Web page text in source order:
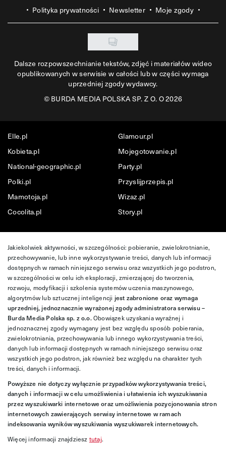
Polityka prywatności
Newsletter Moje zgody
Dalsze rozpowszechnianie tekstów, zdjęć i materiałów wideo
opublikowanych w serwisie w całości lub w części wymaga
uprzedniej zgody wydawcy.
©BURDA MEDIA POLSKA SP. Z O. O 2026
Elle.pl
Glamour.pl
Kobieta.pl
Mojegotowanie.pl
National-geographic.pl
Party.pl
Polki.pl
Przyslijprzepis.pl
Mamotoja.pl
Wizaz.pl
Cocolita.pl
Story.pl
Jakiekolwiek aktywności, w szczególności: pobieranie, zwielokrotnianie,
przechowywanie, lub inne wykorzystywanie treści, danych lub informacji
dostępnych w ramach niniejszego serwisu oraz wszystkich jego podstron,
w szczególności w celu ich eksploracji, zmierzającej do tworzenia,
rozwoju, modyfikacji i szkolenia systemów uczenia maszynowego,
algorytmów lub sztucznej inteligencji jest zabronione oraz wymaga
uprzedniej, jednoznacznie wyrażonej zgody administratora serwisu –
Burda Media Polska sp. z o.o.Obowiązek uzyskania wyraźnej i
jednoznacznej zgody wymagany jest bez względu sposób pobierania,
zwielokrotniania, przechowywania lub innego wykorzystywania treści,
danych lub informacji dostępnych w ramach niniejszego serwisu oraz
wszystkich jego podstron, jak również bez względu na charakter tych
treści, danych i informacji.
Powyższe nie dotyczy wyłącznie przypadków wykorzystywania treści,
danych i informacji w celu umożliwienia i ułatwienia ich wyszukiwania
przez wyszukiwarki internetowe oraz umożliwienia pozycjonowania stron
internetowych zawierających serwisy internetowe w ramach
indeksowania wyników wyszukiwania wyszukiwarek internetowych.
Więcej informacji znajdziesz tutaj.